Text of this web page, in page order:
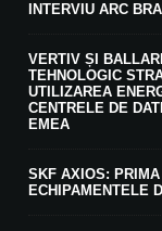
INTERVIU ARC
VERTIV ȘI
TEHNOLOGIC
UTILIZAREA
CENTRELE DE
EMEA
SKF AXIOS:
ECHIPAMENTELE